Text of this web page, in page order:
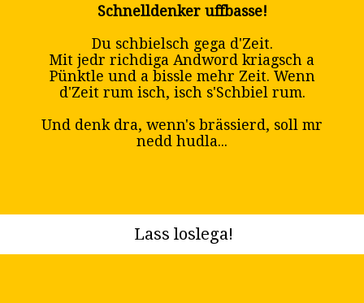
Schnelldenker uffbasse!
Du schbielsch gega d'Zeit.
Mit jedr richdiga Andword kriagsch a
Pünktle und a bissle mehr Zeit. Wenn
d'Zeit rum isch, isch s'Schbiel rum.
Und denk dra, wenn's brässierd, soll mr
nedd hudla...
Lass loslega!